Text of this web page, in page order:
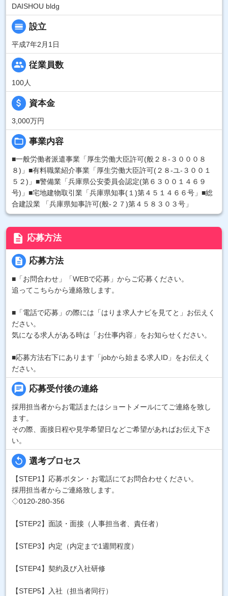
DAISHOU bldg
calendar_view_day 設立
平成7年2月1日
people 従業員数
100人
attach_money 資本金
3,000万円
folder_open 事業内容
■一般労働者派遣事業「厚生労働大臣許可(般２８-３０００８
８)」■有料職業紹介事業「厚生労働大臣許可(２８-ユ-３００１
５２)」■警備業「兵庫県公安委員会認定(第６３００１４６９
号)」■宅地建物取引業「兵庫県知事(１)第４５１４６６号」■総
合建設業 「兵庫県知事許可(般-２７)第４５８３０３号」
description 応募方法
description 応募方法
■「お問合わせ」「WEBで応募」からご応募ください。
追ってこちらから連絡致します。
■「電話で応募」の際には「はりま求人ナビを見てと」お伝えく
ださい。
気になる求人がある時は「お仕事内容」をお知らせください。
■応募方法右下にあります「jobから始まる求人ID」をお伝えく
ださい。
chat 応募受付後の連絡
採用担当者からお電話またはショートメールにてご連絡を致し
ます。
その際、面接日程や見学希望日などご希望があればお伝え下さ
い。
replay 選考プロセス
【STEP1】応募ボタン・お電話にてお問合わせください。
採用担当者からご連絡致します。
◇0120-280-356
【STEP2】面談・面接（人事担当者、責任者）
【STEP3】内定（内定まで1週間程度）
【STEP4】契約及び入社研修
【STEP5】入社（担当者同行）